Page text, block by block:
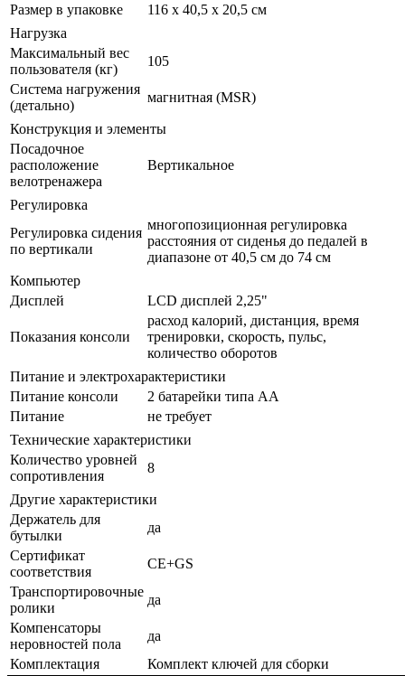
Размер в упаковке
116 х 40,5 х 20,5 см
Нагрузка
Максимальный вес
пользователя (кг)
105
Система нагружения
(детально)
магнитная (MSR)
Конструкция и элементы
Посадочное
расположение
велотренажера
Вертикальное
Регулировка
Регулировка сидения
по вертикали
многопозиционная регулировка
расстояния от сиденья до педалей в
диапазоне от 40,5 см до 74 см
Компьютер
Дисплей
LCD дисплей 2,25"
Показания консоли
расход калорий, дистанция, время
тренировки, скорость, пульс,
количество оборотов
Питание и электрохарактеристики
Питание консоли
2 батарейки типа АА
Питание
не требует
Технические характеристики
Количество уровней
сопротивления
8
Другие характеристики
Держатель для
бутылки
да
Сертификат
соответствия
CE+GS
Транспортировочные
ролики
да
Компенсаторы
неровностей пола
да
Комплектация
Комплект ключей для сборки